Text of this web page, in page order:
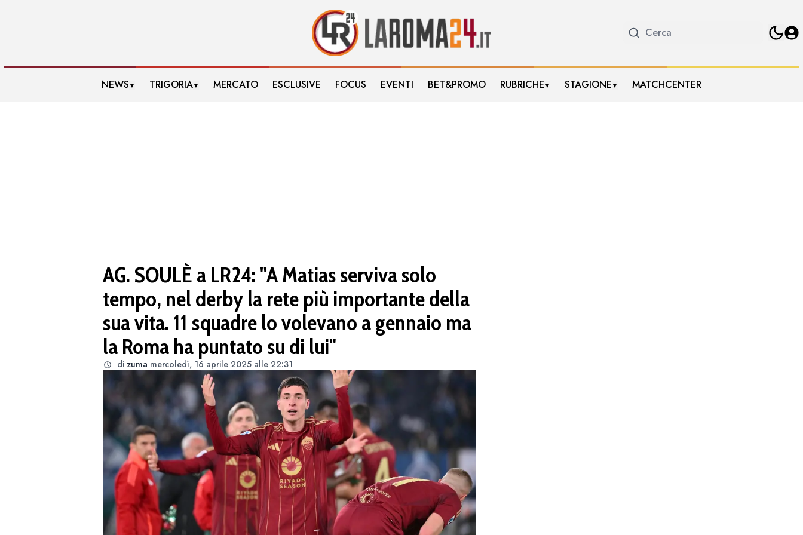
NEWS ▼ TRIGORIA▼ MERCATO ESCLUSIVE FOCUS EVENTI BET&PROMO RUBRICHE ▼ STAGIONE ▼ MATCHCENTER
AG. SOULÈ a LR24: "A Matias serviva solo
tempo, nel derby la rete più importante della
sua vita. 11 squadre lo volevano a gennaio ma
la Roma ha puntato su di lui"
di zuma mercoledì, 16 aprile 2025 alle 22:31